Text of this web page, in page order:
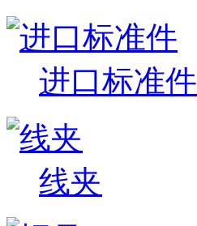
进口标准件
线夹